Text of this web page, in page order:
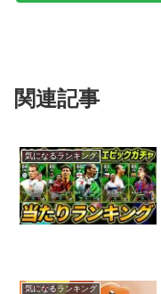
関連記事
気になるランキング
気になるランキング